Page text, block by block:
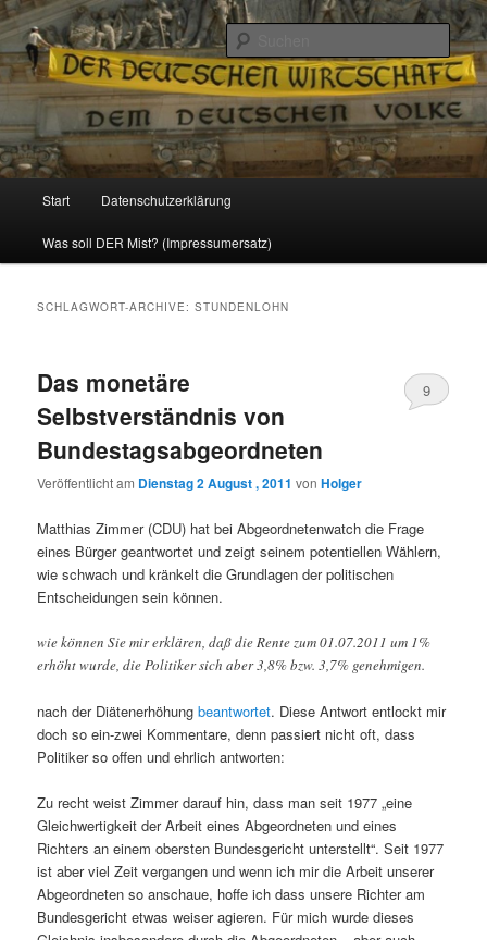
Reizzentrum
Politik, Wirtschaft, Soziales und Gesellschaft
Zum
Inhalt
Zum
sekundären
Start Datenschutzerklärung
Was soll DER Mist? (Impressumersatz)
SCHLAGWORT-ARCHIVE:STUNDENLOHN
Das monetäre
Selbstverständnis von
Bundestagsabgeordneten
Veröffentlicht am Dienstag 2 August , 2011 vonHolger
9
Matthias Zimmer (CDU) hat bei Abgeordnetenwatch die Frage
eines Bürger geantwortet und zeigt seinem potentiellen Wählern,
wie schwach und kränkelt die Grundlagen der politischen
Entscheidungen sein können.
wie können Sie mir erklären, daß die Rente zum 01.07.2011 um 1%
erhöht wurde, die Politiker sich aber 3,8% bzw. 3,7% genehmigen.
nach der Diätenerhöhungbeantwortet. Diese Antwort entlockt mir
doch so ein-zwei Kommentare, denn passiert nicht oft, dass
Politiker so offen und ehrlich antworten:
Zu recht weist Zimmer darauf hin, dass man seit 1977 „eine
Gleichwertigkeit der Arbeit eines Abgeordneten und eines
Richters an einem obersten Bundesgericht unterstellt“. Seit 1977
ist aber viel Zeit vergangen und wenn ich mir die Arbeit unserer
Abgeordneten so anschaue, hoffe ich dass unsere Richter am
Bundesgericht etwas weiser agieren. Für mich wurde dieses